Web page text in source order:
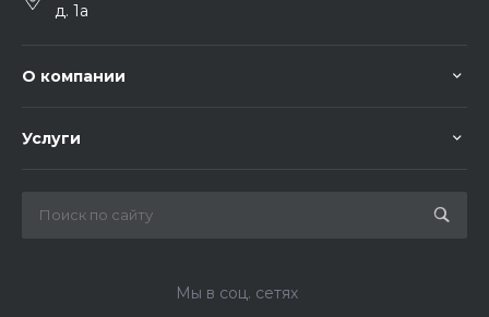
д. 1а
О компании
Услуги
Мы в соц. сетях